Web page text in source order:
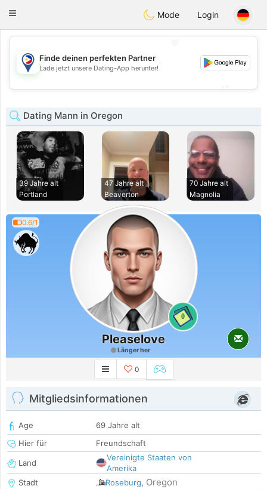
Philippines Chat
Toggle
Mode Login
💖
💕
Finde deinen perfekten Partner
Lade jetzt unsere Dating-App herunter!
Dating Mann in Oregon
39 Jahre alt
Portland
47 Jahre alt
Beaverton
70 Jahre alt
Magnolia
0.6/1
0
Pleaselove
Länger her
0
Mitgliedsinformationen
Age
69 Jahre alt
Hier für
Freundschaft
Land
Vereinigte Staaten von
Amerika
Stadt
Roseburg, Oregon